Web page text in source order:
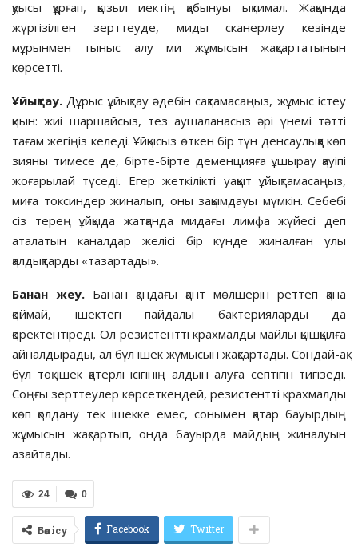
қуысы құрғап, қызыл иектің қабынуы ықтимал. Жақында
жүргізілген зерттеуде, миды сканерлеу кезінде
мұрынмен тыныс алу ми жұмысын жақсартатынын
көрсетті.
Ұйықтау. Дұрыс ұйықтау әдебін сақтамасаңыз, жұмыс істеу
қиын: жиі шаршайсыз, тез аушаланасыз әрі үнемі тәтті
тағам жегіңіз келеді. Ұйқысыз өткен бір түн денсаулыққа көп
зияны тимесе де, бірте-бірте деменцияға ұшырау қауіпі
жоғарылай түседі. Егер жеткілікті уақыт ұйықтамасаңыз,
миға токсиндер жиналып, оны зақымдауы мүмкін. Себебі
сіз терең ұйқыда жатқанда мидағы лимфа жүйесі деп
аталатын каналдар желісі бір күнде жиналған улы
қалдықтарды «тазартады».
Банан жеу. Банан қандағы қант мөлшерін реттеп қана
қоймай, ішектегі пайдалы бактерияларды да
қоректентіреді. Ол резистентті крахмалды майлы қышқылға
айналдырады, ал бұл ішек жұмысын жақсартады. Сондай-ақ
бұл тоқ ішек қатерлі ісігінің алдын алуға септігін тигізеді.
Соңғы зерттеулер көрсеткендей, резистентті крахмалды
көп қолдану тек ішекке емес, сонымен қатар бауырдың
жұмысын жақсартып, онда бауырда майдың жиналуын
азайтады.
0
24
Бөлісу Facebook Twitter